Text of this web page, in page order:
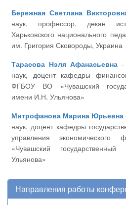
Бережная Светлана
наук, профессор, декан
Харьковского национального
им. Григория Сковороды, Украина
Тарасова Нэля Афанасьевна
наук, доцент кафедры
ФГБОУ ВО «Чувашский
имени И.Н. Ульянова»
Митрофанова Марина Юрьевна
наук, доцент кафедры
управления
«Чувашский
Ульянова»
Направления работы